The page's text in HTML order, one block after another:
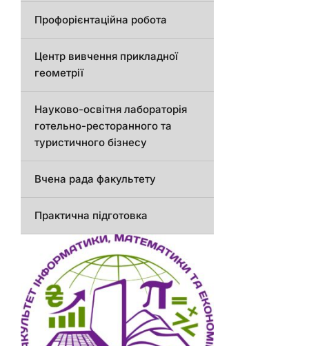
Профорієнтаційна робота
Центр вивчення прикладної
геометрії
Науково-освітня лабораторія
готельно-ресторанного та
туристичного бізнесу
Вчена рада факультету
Практична підготовка